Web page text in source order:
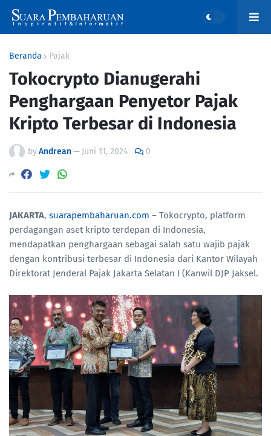
Beranda Pajak
Tokocrypto Dianugerahi
Penghargaan Penyetor Pajak
Kripto Terbesar di Indonesia
byAndrean— Juni 11, 2024 0
JAKARTA, suarapembaharuan.com – Tokocrypto, platform
perdagangan aset kripto terdepan di Indonesia,
mendapatkan penghargaan sebagai salah satu wajib pajak
dengan kontribusi terbesar di Indonesia dari Kantor Wilayah
Direktorat Jenderal Pajak Jakarta Selatan I (Kanwil DJP Jaksel.